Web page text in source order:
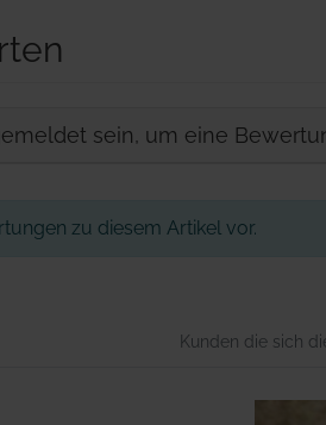
sein, um eine
zu diesem Artikel vor.
Kunden die sich